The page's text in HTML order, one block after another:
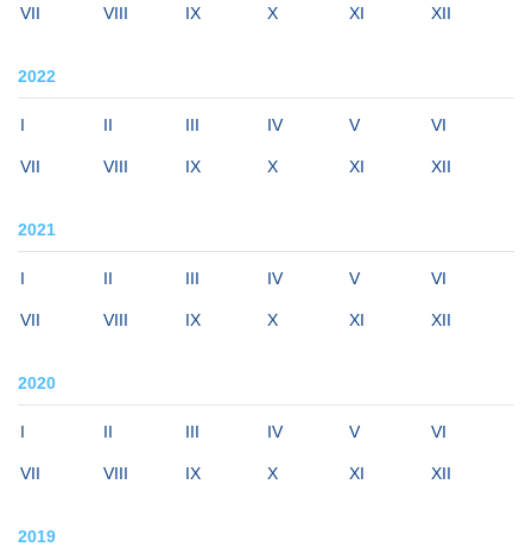
VII VIII IX X XI XII
2022
I II III IV V VI
VII VIII IX X XI XII
2021
I II III IV V VI
VII VIII IX X XI XII
2020
I II III IV V VI
VII VIII IX X XI XII
2019